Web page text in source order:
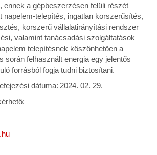
ennek a gépbeszerzésen felüli részét
napelem-telepítés, ingatlan korszerűsítés,
korszerű vállalatirányítási rendszer
valamint tanácsadási szolgáltatások
telepítésnek köszönhetően a
során felhasznált energia egy jelentős
forrásból fogja tudni biztosítani.
dátuma: 2024. 02. 29.